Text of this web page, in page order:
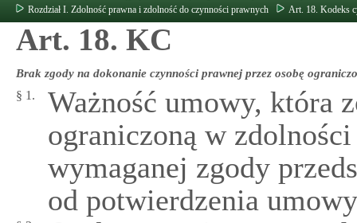
Rozdział I. Zdolność prawna i zdolność do czynności prawnych
Art. 18. Kodeks
Art. 18. KC
Brak zgody na dokonanie czynności prawnej przez osobę
§ 1.
Ważność umowy, która
ograniczoną w
wymaganej zgody
od potwierdzenia